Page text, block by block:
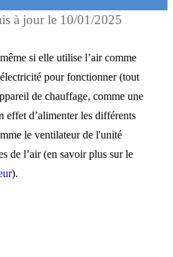
influe sur la
d'électricité
de la
électrique
d'une
à jour le 10/01/2025
si elle utilise l’air comme
pour fonctionner (tout
de chauffage, comme une
effet d’alimenter les différents
le ventilateur de l'unité
de l’air (en savoir plus sur le
).